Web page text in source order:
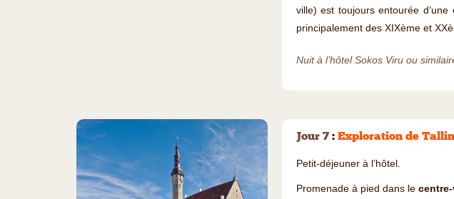
ville) est toujours entourée
principalement des XIXème et
Nuit à l’hôtel Sokos Viru ou
Jour 7: Exploration de
Petit-déjeuner à l’hôtel.
Promenade à pied dans lecentre-